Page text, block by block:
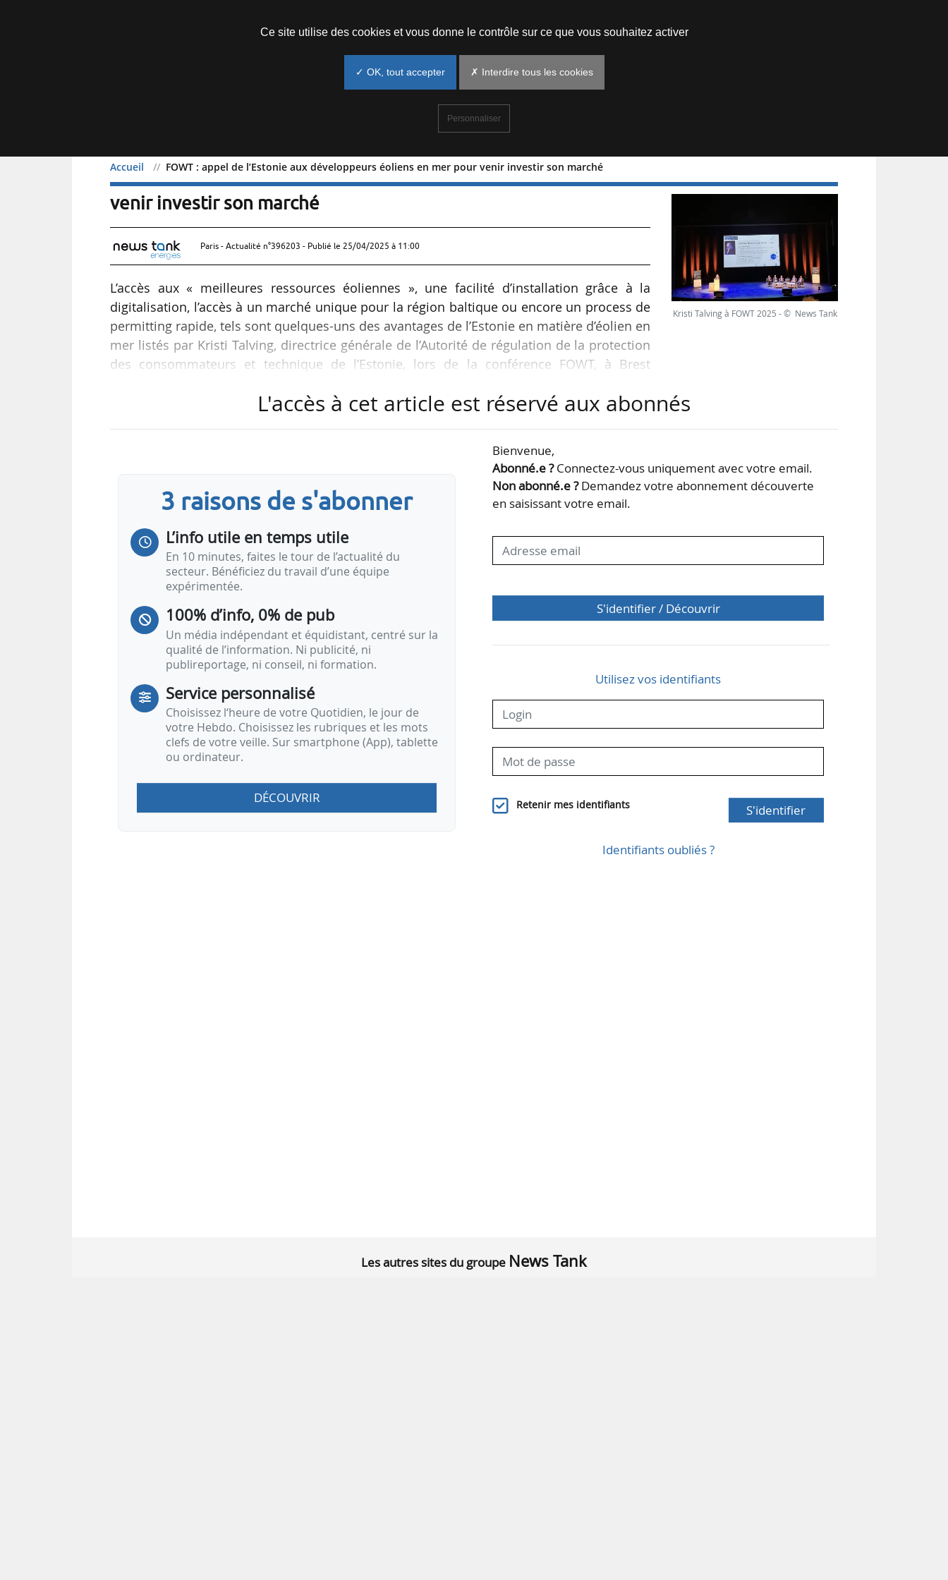
Accueil FOWT : appel de l’Estonie aux développeurs éoliens en mer pour venir investir son marché
FOWT : appel de l’Estonie aux développeurs éoliens en mer pour
venir investir son marché
Paris - Actualité n°396203 - Publié le 25/04/2025 à 11:00
L’accès aux « meilleures ressources éoliennes », une facilité d’installation grâce à la
digitalisation, l’accès à un marché unique pour la région baltique ou encore un process de
permitting rapide, tels sont quelques-uns des avantages de l’Estonie en matière d’éolien en
mer listés par Kristi Talving, directrice générale de l’Autorité de régulation de la protection
des consommateurs et technique de l’Estonie, lors de la conférence FOWT, à Brest
« Il y a trois grands acteurs estoniens sur le marché et cinq pays internationaux qui
investissent déjà (France, Norvège, Lituanie, Japon et Pays-Bas). Ainsi, la garantie…
Kristi Talving à FOWT 2025 - © News Tank
L'accès à cet article est réservé aux abonnés
3 raisons de s'abonner
L’info utile en temps utile
En 10 minutes, faites le tour de l’actualité du
secteur. Bénéficiez du travail d’une équipe
expérimentée.
100% d’info, 0% de pub
Un média indépendant et équidistant, centré sur la
qualité de l’information. Ni publicité, ni
publireportage, ni conseil, ni formation.
Service personnalisé
Choisissez l‘heure de votre Quotidien, le jour de
votre Hebdo. Choisissez les rubriques et les mots
clefs de votre veille. Sur smartphone (App), tablette
ou ordinateur.
DÉCOUVRIR
Bienvenue,
Abonné.e ?Connectez-vous uniquement avec votre email.
Non abonné.e ?Demandez votre abonnement découverte
en saisissant votre email.
S'identifier / Découvrir
Utilisez vos identifiants
Retenir mes identifiants S'identifier
Identifiants oubliés ?
Les autres sites du groupe News Tank
Ce site utilise des cookies et vous donne le contrôle sur ce que vous souhaitez activer
✓ OK, tout accepter ✗ Interdire tous les cookies
Personnaliser